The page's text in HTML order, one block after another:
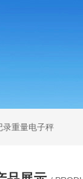
录重量电子秤